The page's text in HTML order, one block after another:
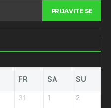
PRIJAVITE SE
FR SA SU
31 1 2